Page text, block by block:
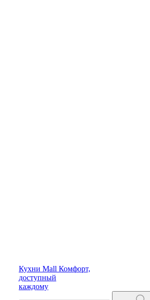
Кухни Mall Комфорт,
доступный
каждому